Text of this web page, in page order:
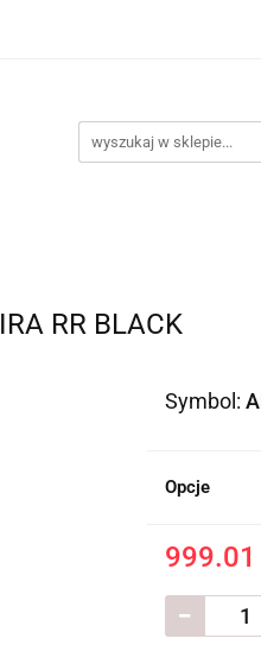
Dla dzieci Dla
RR BLACK
Symbol:
Opcje
999.01